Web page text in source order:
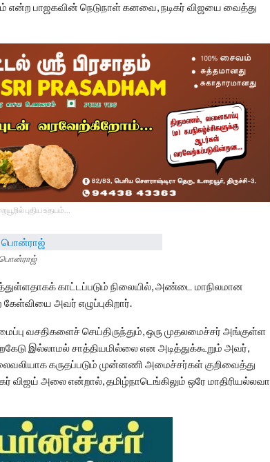
என்ற பாஜகவின் நெடுநாள் கனவை, நடிகர் விஜயை வைத்து
புதிய உதயம்...
பொன்ராஜ்
காட்டப்படும் நிலையில், அண்டை மாநிலமான
அவர் எழுப்புகிறார்.
வசதிகளைச் செய்திருந்தும், ஒரு முதலமைச்சர் அங்குள்ள
இல்லாமல் சாத்தியமில்லை என அடித்துக்கூறும் அவர்,
கருதப்படும் முன்னணி அமைச்சர்கள் குறிவைத்து
விஜய் அலை என்றால், தமிழ்நாடெங்கிலும் ஒரே மாதிரியல்லவா